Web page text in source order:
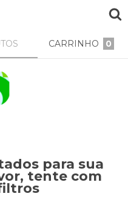
CARRINHO 0
para sua
tente com